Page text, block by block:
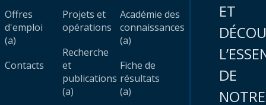
Offres
d'emploi
(a)
Contacts
Projets et
opérations
Recherche
et
publications
(a)
Académie des
connaissances
(a)
Fiche de
résultats
(a)
ET
DE
NOTRE